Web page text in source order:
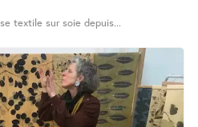
textile sur soie depuis...